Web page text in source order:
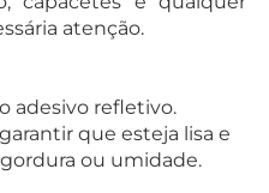
atenção.
adesivo refletivo.
que esteja lisa e
ou umidade.